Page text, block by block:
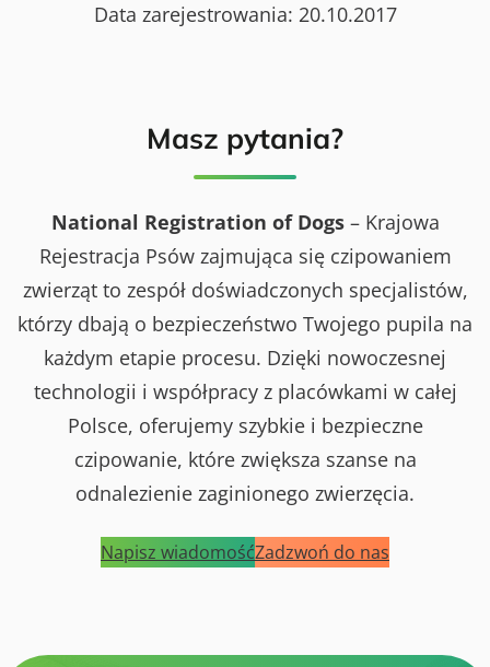
Data zarejestrowania: 20.10.2017
Masz pytania?
National Registration of Dogs– Krajowa
Rejestracja Psów zajmująca się czipowaniem
zwierząt to zespół doświadczonych specjalistów,
którzy dbają o bezpieczeństwo Twojego pupila na
każdym etapie procesu. Dzięki nowoczesnej
technologii i współpracy z placówkami w całej
Polsce, oferujemy szybkie i bezpieczne
czipowanie, które zwiększa szanse na
odnalezienie zaginionego zwierzęcia.
Napisz wiadomośćZadzwoń do nas